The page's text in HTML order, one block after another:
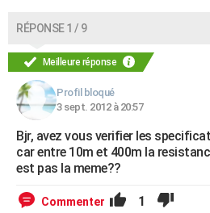
RÉPONSE 1 / 9
Meilleure réponse
Profil bloqué
3 sept. 2012 à 20:57
Bjr, avez vous verifier les
car entre 10m et 400m la
est pas la meme??
Commenter 1